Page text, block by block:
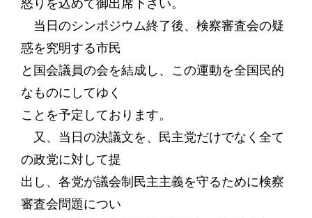
怒りを込めて御出席下さい。
当日のシンポジウム終了後、検察審査会の疑
惑を究明する市民
と国会議員の会を結成し、この運動を全国民的
なものにしてゆく
ことを予定しております。
又、当日の決議文を、民主党だけでなく全て
の政党に対して提
出し、各党が議会制民主主義を守るために検察
審査会問題につい